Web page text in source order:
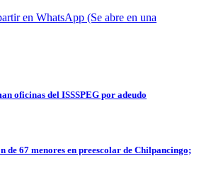
en WhatsApp (Se abre en una
oficinas del ISSSPEG por adeudo
de 67 menores en preescolar de Chilpancingo;